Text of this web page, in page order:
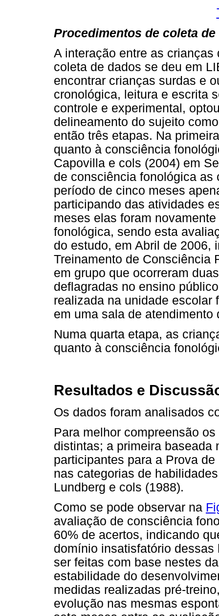
Procedimentos de coleta de
A interação entre as
coleta de dados se deu em
encontrar crianças surdas e
cronológica, leitura e escrita
controle e experimental,
delineamento do sujeito
então três etapas. Na
quanto à consciência
Capovilla e cols (2004) em
de consciência fonológica as
período de cinco meses
participando das atividades
meses elas foram
fonológica, sendo esta
do estudo, em Abril de 2006,
Treinamento de Consciência
em grupo que ocorreram
deflagradas no ensino
realizada na unidade escolar
em uma sala de atendimento
Numa quarta etapa, as
quanto à consciência
Resultados e
Os dados foram analisados
Para melhor compreensão
distintas; a primeira baseada
participantes para a Prova
nas categorias de
Lundberg e cols (1988).
Como se pode observar na
avaliação de consciência
60% de acertos, indicando
domínio insatisfatório
ser feitas com base nestes
estabilidade do
medidas realizadas pré-
evolução nas mesmas